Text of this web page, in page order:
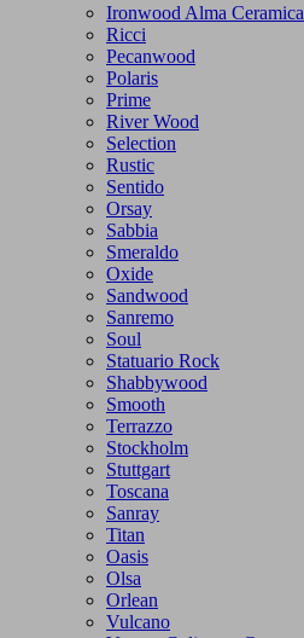
Ironwood Alma Ceramica
Ricci
Pecanwood
Polaris
Prime
River Wood
Selection
Rustic
Sentido
Orsay
Sabbia
Smeraldo
Oxide
Sandwood
Sanremo
Soul
Statuario Rock
Shabbywood
Smooth
Terrazzo
Stockholm
Stuttgart
Toscana
Sanray
Titan
Oasis
Olsa
Orlean
Vulcano